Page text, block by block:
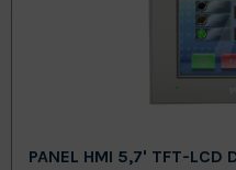
PANEL HMI 5,7' TFT-LCD